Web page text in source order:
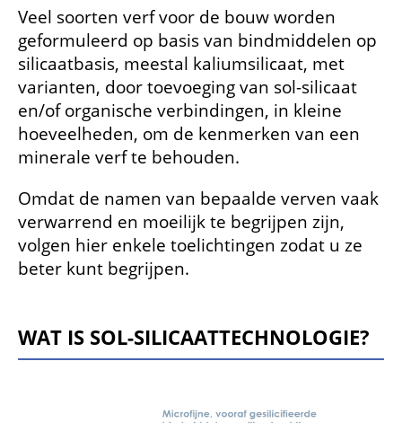
Veel soorten verf voor de bouw worden
geformuleerd op basis van bindmiddelen op
silicaatbasis, meestal kaliumsilicaat, met
varianten, door toevoeging van sol-silicaat
en/of organische verbindingen, in kleine
hoeveelheden, om de kenmerken van een
minerale verf te behouden.
Omdat de namen van bepaalde verven vaak
verwarrend en moeilijk te begrijpen zijn,
volgen hier enkele toelichtingen zodat u ze
beter kunt begrijpen.
WAT IS SOL-SILICAATTECHNOLOGIE?